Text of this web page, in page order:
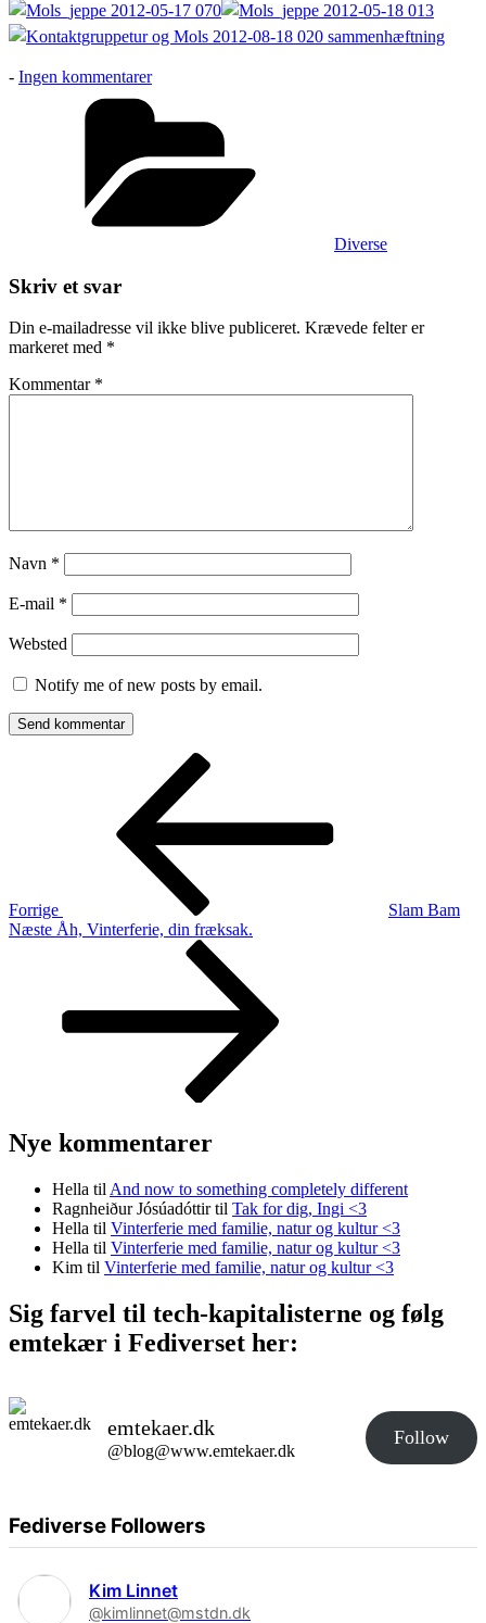
- Ingen kommentarertil
Diverse
Skriv et svar
Din e-mailadresse vil ikke blive publiceret. Krævede felter er
markeret med *
Kommentar *
Navn *
E-mail *
Websted
Notify me of new posts by email.
Indlægsnavigation
Forrige
Slam Bam
Næste
Næste Åh, Vinterferie, din fræksak.
Nye kommentarer
Hella til And now to something completely different
Ragnheiður Jósúadóttirtil Tak for dig, Ingi <3
Hella til Vinterferie med familie, natur og kultur <3
Hella til Vinterferie med familie, natur og kultur <3
Kim til Vinterferie med familie, natur og kultur <3
Sig farvel til tech-kapitalisterne og følg
emtekær i Fediverset her:
emtekaer.dk
@blog@www.emtekaer.dk
Follow
Fediverse Followers
Kim Linnet
@kimlinnet@mstdn.dk